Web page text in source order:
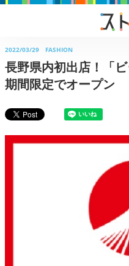
2022/03/29 FASHION
長野県内初出店！「
期間限定でオープン